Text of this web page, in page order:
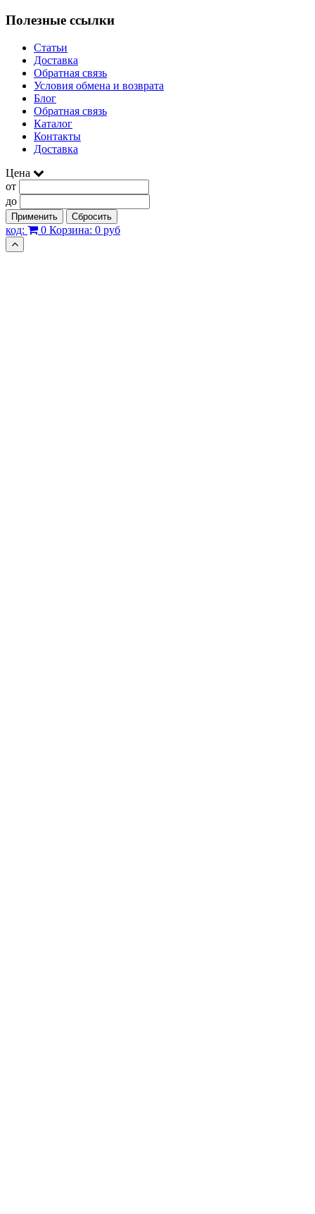
Полезные ссылки
Статьи
Доставка
Обратная связь
Условия обмена и возврата
Блог
Обратная связь
Каталог
Контакты
Доставка
Цена
от
до
Применить Сбросить
код: 0 Корзина: 0 руб